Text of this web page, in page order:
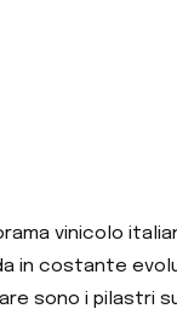
vinicolo
in costante
sono i pilastri